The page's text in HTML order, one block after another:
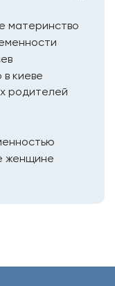
материнство
киеве
родителей
женщине